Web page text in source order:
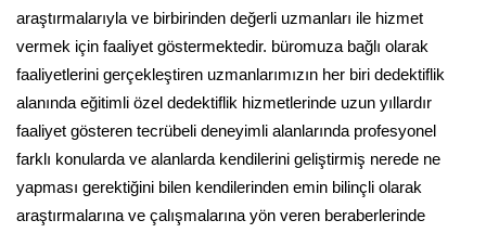
araştırmalarıyla ve birbirinden değerli uzmanları ile hizmet
vermek için faaliyet göstermektedir. büromuza bağlı olarak
faaliyetlerini gerçekleştiren uzmanlarımızın her biri dedektiflik
alanında eğitimli özel dedektiflik hizmetlerinde uzun yıllardır
faaliyet gösteren tecrübeli deneyimli alanlarında profesyonel
farklı konularda ve alanlarda kendilerini geliştirmiş nerede ne
yapması gerektiğini bilen kendilerinden emin bilinçli olarak
araştırmalarına ve çalışmalarına yön veren beraberlerinde